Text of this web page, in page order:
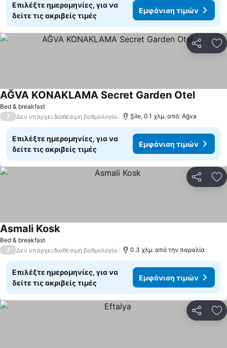
Επιλέξτε ημερομηνίες, για να
δείτε τις ακριβείς τιμές
Εμφάνιση τιμών
Bed & breakfast
AĞVA KONAKLAMA Secret Garden Otel
/ Δεν υπάρχει διαθέσιμη βαθμολογία Şile, 0.1 χλμ. από: Ağva
Επιλέξτε ημερομηνίες, για να
δείτε τις ακριβείς τιμές
Εμφάνιση τιμών
Bed & breakfast
Asmali KoskΕμφάνιση τιμών
/ Δεν υπάρχει διαθέσιμη βαθμολογία 0.3 χλμ. από την παραλία
Επιλέξτε ημερομηνίες, για να
δείτε τις ακριβείς τιμές
Εμφάνιση τιμών